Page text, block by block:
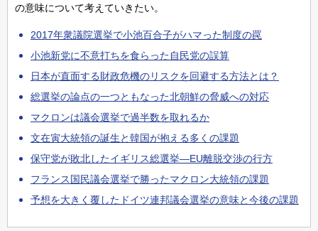
の意味について考えていきたい。
2017年衆議院選挙で小池百合子がハマった制度の罠
小池新党に不意打ちを食らった自民党の誤算
日本が直面する財政危機のリスクを回避する方法とは？
総選挙の論点の一つともなった北朝鮮の脅威への対応
マクロンは議会選挙で過半数を取れるか
文在寅大統領の誕生と韓国が抱える多くの課題
保守党が敗北したイギリス総選挙―EU離脱交渉の行方
フランス国民議会選挙で勝ったマクロン大統領の課題
予想を大きく覆したドイツ連邦議会選挙の意味と今後の課題